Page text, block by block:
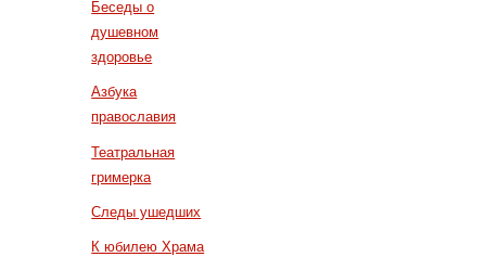
Беседы о
душевном
здоровье
Азбука
православия
Театральная
гримерка
Следы ушедших
К юбилею Храма